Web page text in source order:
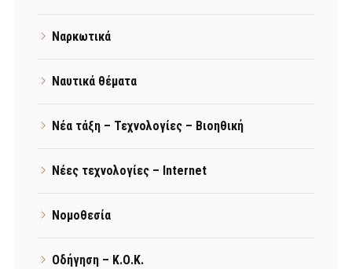
Ναρκωτικά
Ναυτικά θέματα
Νέα τάξη – Τεχνολογίες – Βιοηθική
Νέες τεχνολογίες – Internet
Νομοθεσία
Οδήγηση – Κ.Ο.Κ.